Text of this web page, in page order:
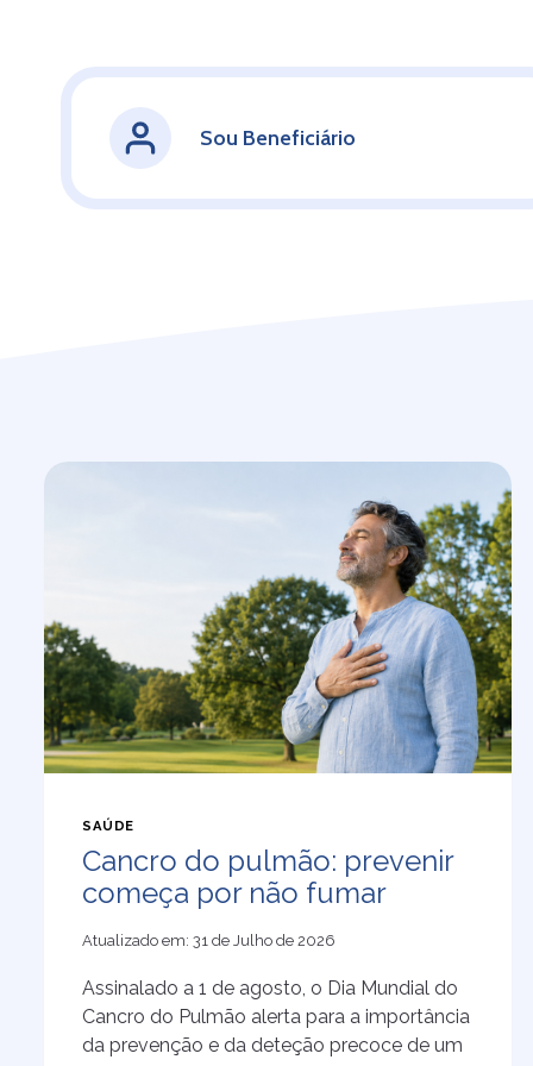
Sou Beneficiário
SAÚDE
Cancro do pulmão: prevenir
começa por não fumar
Atualizado em: 31 de Julho de 2026
Assinalado a 1 de agosto, o Dia Mundial do
Cancro do Pulmão alerta para a importância
da prevenção e da deteção precoce de um